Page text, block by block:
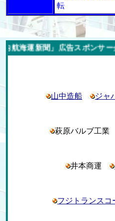
転
スポンサー企業
山中造船 ジャ
萩原バルブ工
井本商運
フジトランスコ